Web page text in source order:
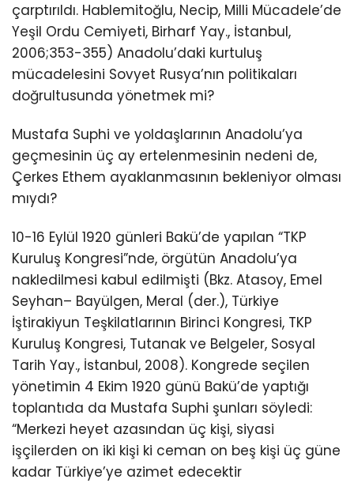
çarptırıldı. Hablemitoğlu, Necip, Milli Mücadele’de
Yeşil Ordu Cemiyeti, Birharf Yay., İstanbul,
2006;353-355) Anadolu’daki kurtuluş
mücadelesini Sovyet Rusya’nın politikaları
doğrultusunda yönetmek mi?
Mustafa Suphi ve yoldaşlarının Anadolu’ya
geçmesinin üç ay ertelenmesinin nedeni de,
Çerkes Ethem ayaklanmasının bekleniyor olması
mıydı?
10-16 Eylül 1920 günleri Bakü’de yapılan “TKP
Kuruluş Kongresi”nde, örgütün Anadolu’ya
nakledilmesi kabul edilmişti (Bkz. Atasoy, Emel
Seyhan– Bayülgen, Meral (der.), Türkiye
İştirakiyun Teşkilatlarının Birinci Kongresi, TKP
Kuruluş Kongresi, Tutanak ve Belgeler, Sosyal
Tarih Yay., İstanbul, 2008). Kongrede seçilen
yönetimin 4 Ekim 1920 günü Bakü’de yaptığı
toplantıda da Mustafa Suphi şunları söyledi:
“Merkezi heyet azasından üç kişi, siyasi
işçilerden on iki kişi ki ceman on beş kişi üç güne
kadar Türkiye’ye azimet edecektir